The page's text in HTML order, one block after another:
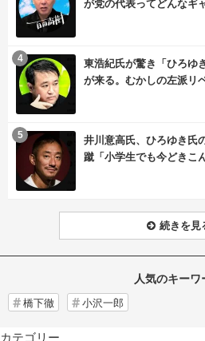
が党の代表ってどんなギ
東浩紀氏が驚き「ひろゆ
が来る。むかしの左派リ
4
井川意高氏、ひろゆき氏
蹴「小学生でも今どきこ
5
続きを見
人気のキーワ
橋下徹 小沢一郎
カテゴリー